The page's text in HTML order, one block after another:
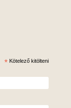
* Kötelező kitölteni